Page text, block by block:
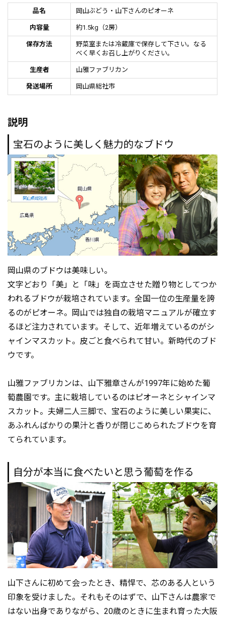
品名 岡山ぶどう・山下さんのピオーネ
内容量 約1.5kg（2房）
保存方法
野菜室または冷蔵庫で保存して下さい。なる
べく早くお召し上がりください。
生産者 山雅ファブリカン
発送場所 岡山県総社市
説明
宝石のように美しく魅力的なブドウ
岡山県のブドウは美味しい。
文字どおり「美」と「味」を両立させた贈り物としてつか
われるブドウが栽培されています。全国一位の生産量を誇
るのがピオーネ。岡山では独自の栽培マニュアルが確立す
るほど注力されています。そして、近年増えているのがシ
ャインマスカット。皮ごと食べられて甘い。新時代のブド
ウです。
山雅ファブリカンは、山下雅章さんが1997年に始めた葡
萄農園です。主に栽培しているのはピオーネとシャインマ
スカット。夫婦二人三脚で、宝石のように美しい果実に、
あふれんばかりの果汁と香りが閉じこめられたブドウを育
てられています。
自分が本当に食べたいと思う葡萄を作る
山下さんに初めて会ったとき、精悍で、芯のある人という
印象を受けました。それもそのはずで、山下さんは農家で
はない出身でありながら、20歳のときに生まれ育った大阪